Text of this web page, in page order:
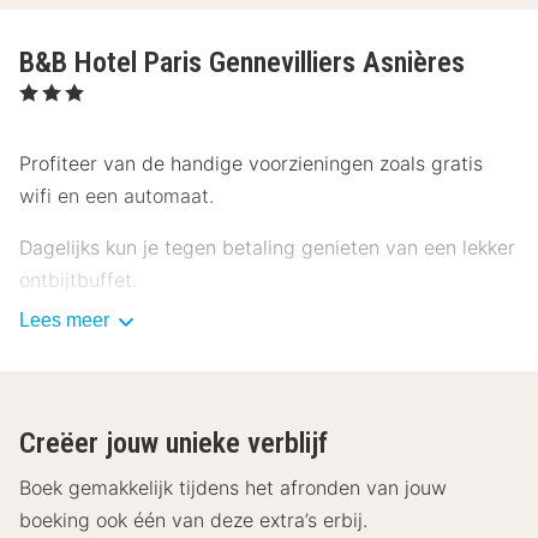
B&B Hotel Paris Gennevilliers Asnières
, 3 Sterren
Profiteer van de handige voorzieningen zoals gratis
wifi en een automaat.
Dagelijks kun je tegen betaling genieten van een lekker
ontbijtbuffet.
ATOUT France, het Franse Bureau voor Toerisme, heeft
Enkele van de voorzieningen zijn een 24-uurs receptie,
een lift en een automaat. Ter plaatse heb je
parkeerplaatsen.
Lees meer
Creëer jouw unieke verblijf
Boek gemakkelijk tijdens het afronden van jouw
boeking ook één van deze extra’s erbij.